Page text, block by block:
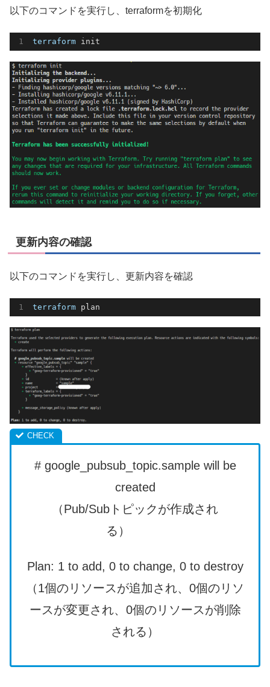
以下のコマンドを実行し、terraformを初期化
terraform init
更新内容の確認
以下のコマンドを実行し、更新内容を確認
terraform plan
# google_pubsub_topic.sample will be
created
（Pub/Subトピックが作成され
る）
Plan: 1 to add, 0 to change, 0 to destroy
（1個のリソースが追加され、0個のリソ
ースが変更され、0個のリソースが削除
される）